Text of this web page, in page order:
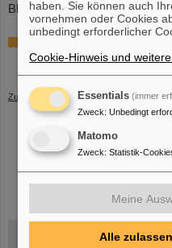
Blutentnahmen ersparen.(CP)
Pressemitteilung der
Zurück
instagramlinkedin youtubehelmholtz.social
haben. Sie können auch
vornehmen oder Cookies
unbedingt erforderlicher
Cookie-Hinweis und
Essentials (immer
Zweck: Unbedingt
Matomo
Zweck: Statistik-
Meine
Alle